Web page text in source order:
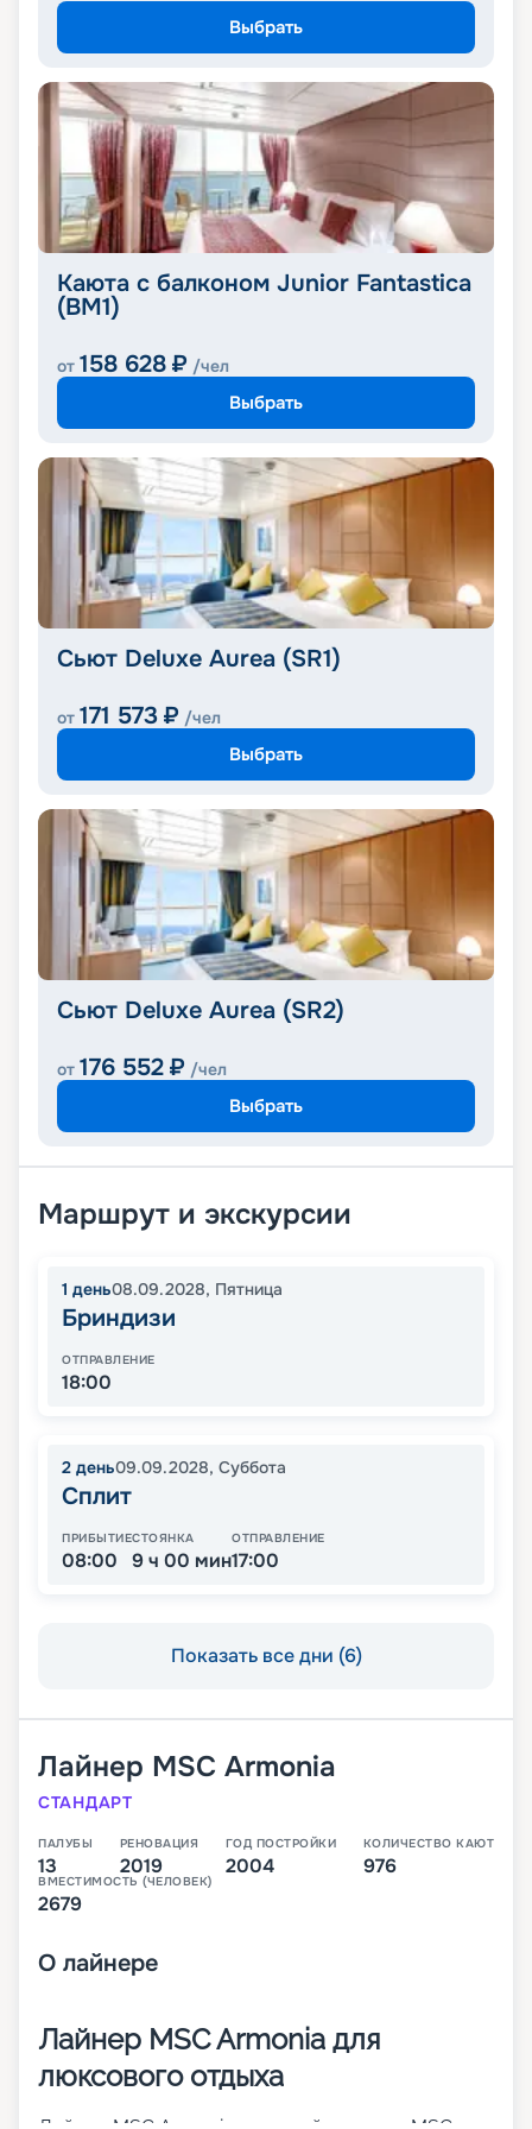
Выбрать
Каюта с балконом Junior Fantastica
(BM1)
от 158 628 ₽ /чел
Выбрать
Сьют Deluxe Aurea (SR1)
от 171 573 ₽ /чел
Выбрать
Сьют Deluxe Aurea (SR2)
от 176 552 ₽ /чел
Выбрать
Маршрут и экскурсии
1 день08.09.2028, Пятница
Бриндизи
ОТПРАВЛЕНИЕ
18:00
2 день09.09.2028, Суббота
Сплит
ПРИБЫТИЕ
08:00
СТОЯНКА
9 ч 00 мин
ОТПРАВЛЕНИЕ
17:00
Показать все дни (6)
Лайнер MSC Armonia
СТАНДАРТ
ПАЛУБЫ
13
РЕНОВАЦИЯ
2019
ГОД ПОСТРОЙКИ
2004
КОЛИЧЕСТВО КАЮТ
976
ВМЕСТИМОСТЬ (ЧЕЛОВЕК)
2679
О лайнере
Лайнер MSC Armonia для
люксового отдыха